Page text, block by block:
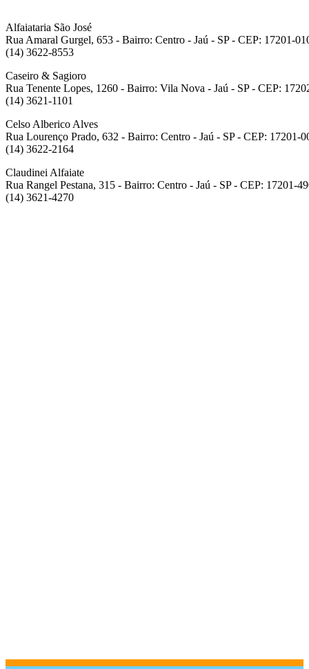
Alfaiataria São José
Rua Amaral Gurgel, 653 - Bairro: Centro - Jaú - SP - CEP: 17201-
(14) 3622-8553
Caseiro & Sagioro
Rua Tenente Lopes, 1260 - Bairro: Vila Nova - Jaú - SP - CEP:
(14) 3621-1101
Celso Alberico Alves
Rua Lourenço Prado, 632 - Bairro: Centro - Jaú - SP - CEP: 17201-
(14) 3622-2164
Claudinei Alfaiate
Rua Rangel Pestana, 315 - Bairro: Centro - Jaú - SP - CEP: 17201-
(14) 3621-4270